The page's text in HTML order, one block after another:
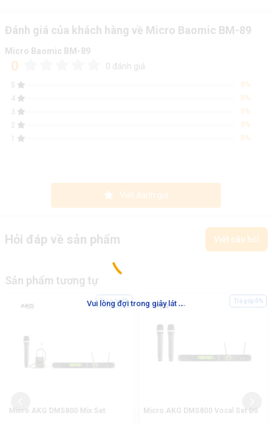
Vui lòng đợi trong giây lát ...
Đánh giá của khách hàng về Micro Baomic BM-89
Micro Baomic BM-89
0 0 đánh giá
5
0%
4
0%
3
0%
2
0%
1
0%
Viết đánh giá
Hỏi đáp về sản phẩm Viết câu hỏi
Sản phẩm tương tự
Micro AKG DMS800 Mix Set
Trả góp 0%
Micro AKG DMS800 Vocal Set D5
Trả góp 0%